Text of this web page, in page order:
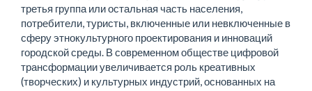
третья группа или остальная часть населения,
потребители, туристы, включенные или невключенные в
сферу этнокультурного проектирования и инноваций
городской среды. В современном обществе цифровой
трансформации увеличивается роль креативных
(творческих) и культурных индустрий, основанных на